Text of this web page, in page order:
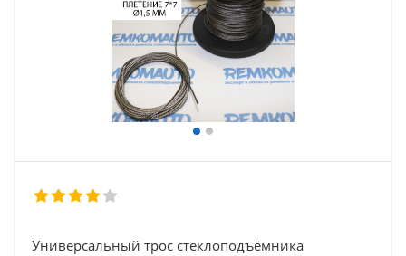
Универсальный трос стеклоподъёмника